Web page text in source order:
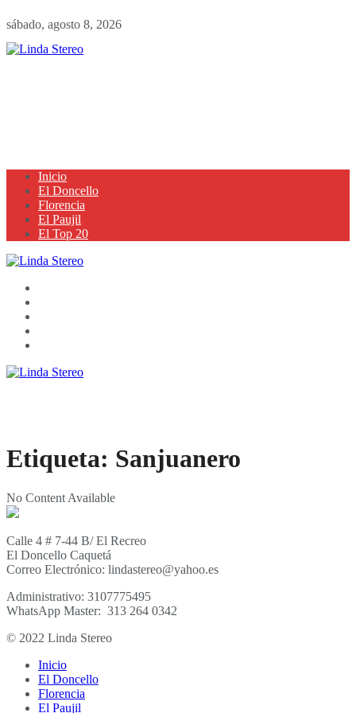
sábado, agosto 8, 2026
Inicio
El Doncello
Florencia
El Paujil
El Top 20
Etiqueta: Sanjuanero
No Content Available
Calle 4 # 7-44 B/ El Recreo
El Doncello Caquetá
Correo Electrónico: lindastereo@yahoo.es
Administrativo: 3107775495
WhatsApp Master: 313 264 0342
© 2022 Linda Stereo
Inicio
El Doncello
Florencia
El Paujil